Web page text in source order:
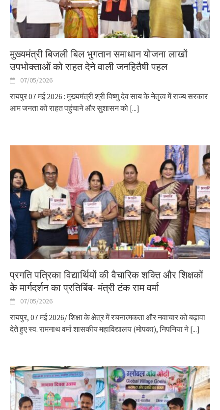
मुख्यमंत्री बिजली बिल भुगतान समाधान योजना लाखों
उपभोक्ताओं को राहत देने वाली जनहितैषी पहल
07/05/2026
रायपुर 07 मई 2026 : मुख्यमंत्री श्री विष्णु देव साय के नेतृत्व में राज्य सरकार
आम जनता को राहत पहुंचाने और सुशासन को [...]
प्रगति पत्रिका विद्यार्थियों की वैचारिक शक्ति और शिक्षकों
के मार्गदर्शन का प्रतिबिंब- मंत्री टंक राम वर्मा
07/05/2026
रायपुर, 07 मई 2026/ शिक्षा के क्षेत्र में रचनात्मकता और नवाचार को बढ़ावा
देते हुए स्व. रामनाथ वर्मा शासकीय महाविद्यालय (मोपका), निपनिया ने[...]